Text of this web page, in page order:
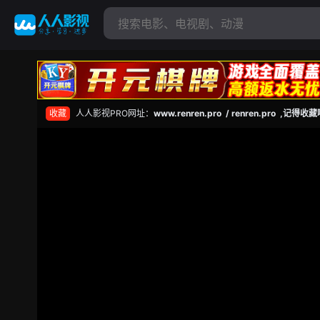
收藏 人人影视PRO网址： www.renren.pro / renren.pro ,记得收藏